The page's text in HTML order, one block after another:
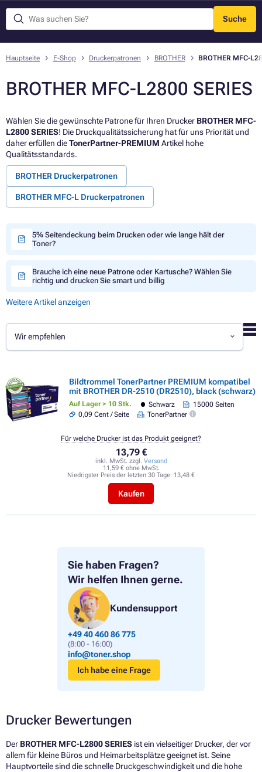
Suche
Menü
Sie haben Fragen?
Wir helfen Ihnen gerne.
Kundensupport
+49 40 460 86 775
(8:00 - 16:00)
info@toner.shop
Ich habe eine Frage
Hauptseite E-Shop Druckerpatronen BROTHER BROTHER MFC-
BROTHER MFC-L2800 SERIES
Wählen Sie die gewünschte Patrone für Ihren Drucker BROTHER MFC-
L2800 SERIES! Die Druckqualitätssicherung hat für uns Priorität und
daher erfüllen dieTonerPartner-PREMIUM Artikel hohe
Qualitätsstandards.
BROTHER Druckerpatronen
BROTHER MFC-L Druckerpatronen
5% Seitendeckung beim Drucken oder wie lange hält der
Toner?
Brauche ich eine neue Patrone oder Kartusche? Wählen Sie
richtig und drucken Sie smart und billig
Weitere Artikel anzeigen
Wir empfehlen
Bildtrommel TonerPartner PREMIUM kompatibel
mit BROTHER DR-2510 (DR2510), black (schwarz)
Auf Lager > 10 Stk. Schwarz
15000 Seiten
0,09 Cent / Seite
TonerPartner
13,79 €
inkl. MwSt. zzgl. Versand
11,59 € ohne MwSt.
Niedrigster Preis der letzten 30 Tage: 13,48 €
Kaufen
Für welche Drucker ist das Produkt geeignet?
Drucker Bewertungen
Der BROTHER MFC-L2800 SERIES ist ein vielseitiger Drucker, der vor
allem für kleine Büros und Heimarbeitsplätze geeignet ist. Seine
Hauptvorteile sind die schnelle Druckgeschwindigkeit und die hohe